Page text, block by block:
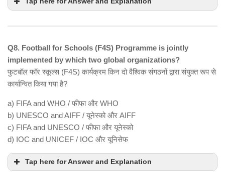
Q8. Football for Schools (F4S) Programme is jointly
implemented by which two global organizations?
फुटबॉल फॉर स्कूल्स (F4S) कार्यक्रम किन दो वैश्विक संगठनों द्वारा संयुक्त रूप से
कार्यान्वित किया गया है?
a) FIFA and WHO / फीफा और WHO
b) UNESCO and AIFF / यूनेस्को और AIFF
c) FIFA and UNESCO / फीफा और यूनेस्को
d) IOC and UNICEF / IOC और यूनिसेफ
Tap here for Answer and Explanation